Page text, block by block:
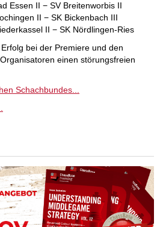
Essen II − SV Breitenworbis II
II − SK Bickenbach III
II − SK Nördlingen-Ries
bei der Premiere und den
einen störungsfreien
Schachbundes...